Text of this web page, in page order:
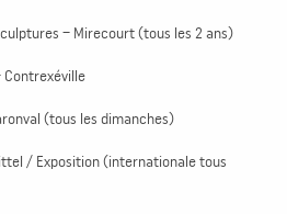
– Mirecourt (tous les 2 ans)
Contrexéville
(tous les dimanches)
/ Exposition (internationale tous